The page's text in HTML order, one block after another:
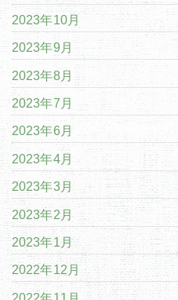
2023年10月
2023年9月
2023年8月
2023年7月
2023年6月
2023年4月
2023年3月
2023年2月
2023年1月
2022年12月